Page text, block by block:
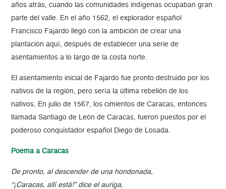
años atrás, cuando las comunidades indígenas ocupaban gran
parte del valle. En el año 1562, el explorador español
Francisco Fajardo llegó con la ambición de crear una
plantación aquí, después de establecer una serie de
asentamientos a lo largo de la costa norte.
El asentamiento inicial de Fajardo fue pronto destruido por los
nativos de la región, pero sería la última rebelión de los
nativos. En julio de 1567, los cimientos de Caracas, entonces
llamada Santiago de León de Caracas, fueron puestos por el
poderoso conquistador español Diego de Losada.
Poema a Caracas
De pronto, al descender de una hondonada,
“¡Caracas, allí está!” dice el auriga,